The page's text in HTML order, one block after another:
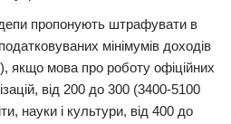
пропонують штрафувати в
мінімумів доходів
якщо мова про роботу офіційних
від 200 до 300 (3400-5100
науки і культури, від 400 до